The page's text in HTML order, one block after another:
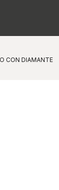
CON DIAMANTE